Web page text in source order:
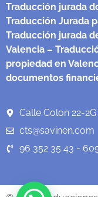
Traducción jurada
Traducción Jurada
Traducción jurada
Valencia –
propiedad en
documentos
Calle Colon 22-
cts@savinen.com
96 352 35 43 -